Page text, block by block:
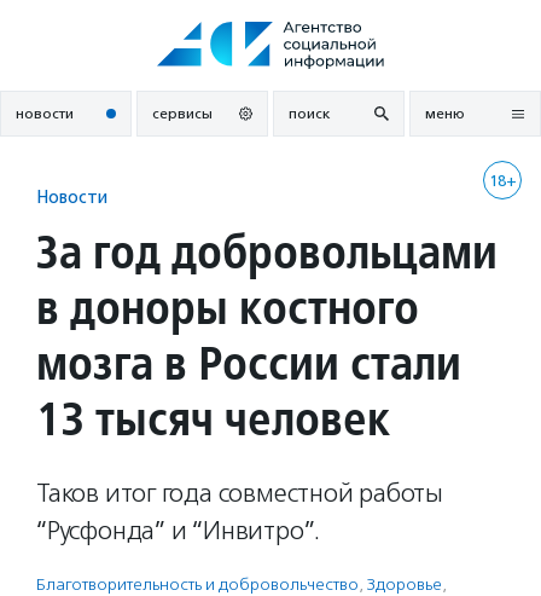
новости сервисы поиск меню
18+
Новости
За год добровольцами
в доноры костного
мозга в России стали
13 тысяч человек
Таков итог года совместной работы
“Русфонда” и “Инвитро”.
Благотвори­тель­ность и доброволь­чест­во, Здоровье,